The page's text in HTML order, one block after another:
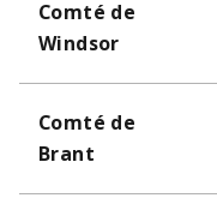
Comté de
Windsor
Comté de
Brant